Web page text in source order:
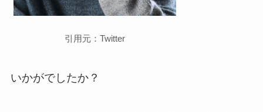
引用元：Twitter
いかがでしたか？